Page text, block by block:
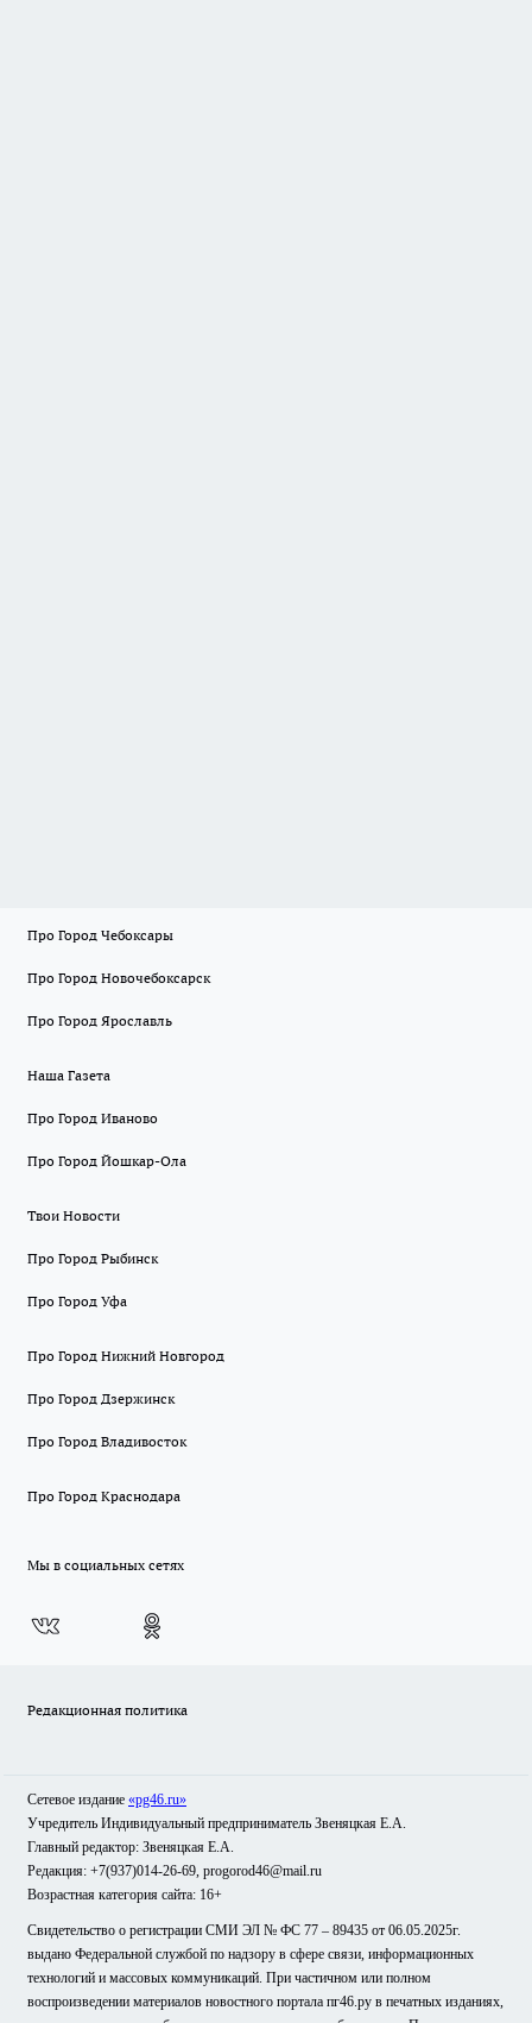
Про Город Чебоксары
Про Город Новочебоксарск
Про Город Ярославль
Наша Газета
Про Город Иваново
Про Город Йошкар-Ола
Твои Новости
Про Город Рыбинск
Про Город Уфа
Про Город Нижний Новгород
Про Город Дзержинск
Про Город Владивосток
Про Город Краснодара
Мы в социальных сетях
Редакционная политика
Сетевое издание «pg46.ru»
Учредитель Индивидуальный предприниматель Звеняцкая Е.А.
Главный редактор: Звеняцкая Е.А.
Редакция: +7(937)014-26-69, progorod46@mail.ru
Возрастная категория сайта: 16+
Свидетельство о регистрации СМИ ЭЛ № ФС 77 – 89435 от 06.05.2025г.
выдано Федеральной службой по надзору в сфере связи, информационных
технологий и массовых коммуникаций. При частичном или полном
воспроизведении материалов новостного портала пг46.ру в печатных изданиях,